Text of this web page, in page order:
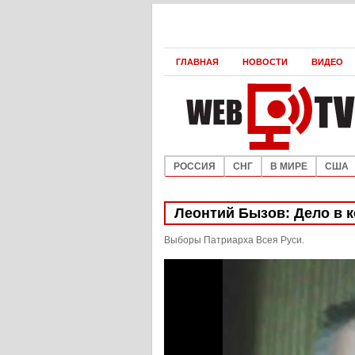
ГЛАВНАЯ НОВОСТИ ВИДЕО
РОССИЯ СНГ В МИРЕ США
Леонтий Бызов: Дело в
Выборы Патриарха Всея Руси.